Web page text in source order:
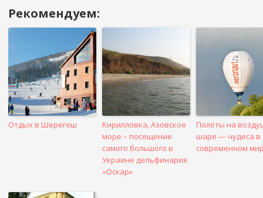
Навигация
в
Рекомендуем:
Отдых в Шерегеш
Кирилловка, Азовское
море – посещение
самого большого в
Украине дельфинария
«Оскар»
Полёты на
шаре — чудеса в
современном